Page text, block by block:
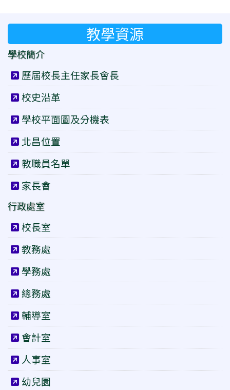
教學資源
學校簡介
歷屆校長主任家長會長
校史沿革
學校平面圖及分機表
北昌位置
教職員名單
家長會
行政處室
校長室
教務處
學務處
總務處
輔導室
會計室
人事室
幼兒園